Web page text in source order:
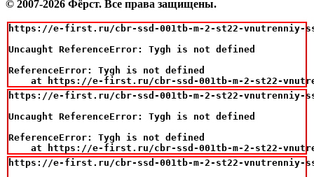
© 2007-2026 Фёрст. Все права защищены.
https://e-first.ru/cbr-ssd-001tb-m-2-st22-vnutrenniy-
Uncaught ReferenceError: Tygh is not defined
ReferenceError: Tygh is not defined
at https://e-first.ru/cbr-ssd-001tb-m-2-st22-
https://e-first.ru/cbr-ssd-001tb-m-2-st22-vnutrenniy-
Uncaught ReferenceError: Tygh is not defined
ReferenceError: Tygh is not defined
at https://e-first.ru/cbr-ssd-001tb-m-2-st22-
https://e-first.ru/cbr-ssd-001tb-m-2-st22-vnutrenniy-